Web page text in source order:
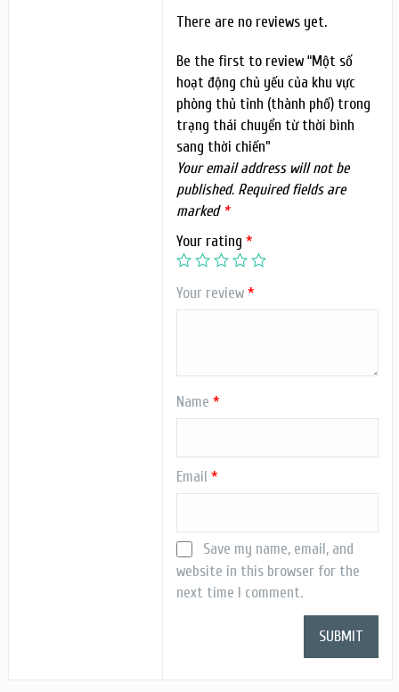
There are no reviews yet.
Be the first to review “Một số
hoạt động chủ yếu của khu vực
phòng thủ tỉnh (thành phố) trong
trạng thái chuyển từ thời bình
sang thời chiến”
Your email address will not be
published. Required fields are
marked *
Your rating*
Your review*
Name*
Email*
Save my name, email, and
website in this browser for the
next time I comment.